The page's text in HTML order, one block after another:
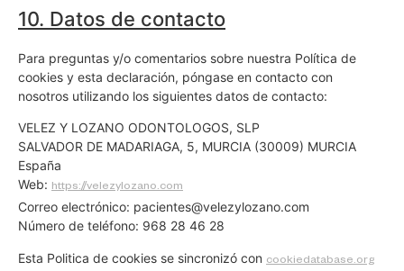
10. Datos de contacto
Para preguntas y/o comentarios sobre nuestra Política de
cookies y esta declaración, póngase en contacto con
nosotros utilizando los siguientes datos de contacto:
VELEZ Y LOZANO ODONTOLOGOS, SLP
SALVADOR DE MADARIAGA, 5, MURCIA (30009) MURCIA
España
Web: https://velezylozano.com
Correo electrónico: pacientes@velezylozano.com
Número de teléfono: 968 28 46 28
Esta Politica de cookies se sincronizó con cookiedatabase.org